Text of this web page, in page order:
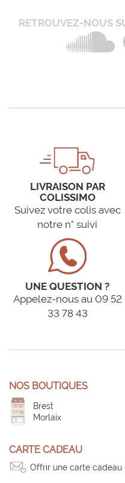
RETROUVEZ-NOUS
LIVRAISON PAR
COLISSIMO
Suivez votre colis avec
notre n° suivi
UNE QUESTION ?
Appelez-nous au 09 52
33 78 43
NOS BOUTIQUES
Brest
Morlaix
CARTE CADEAU
Offrir une carte cadeau